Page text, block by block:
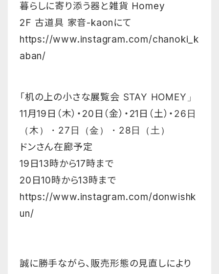
暮らしに寄り添う器と雑貨 Homey
2F 古道具 家音-kaonにて
https://www.instagram.com/chanoki_k
aban/
「机の上の小さな展覧会 STAY HOMEY」
11月19日（木）・20日（金）・21日（土）・ 26日
（木）・27日（金）・28日（土）
ドンさん在廊予定
19日13時から17時まで
20日10時から13時まで
https://www.instagram.com/donwishk
un/
誠に勝手ながら、販売形態の見直しにより